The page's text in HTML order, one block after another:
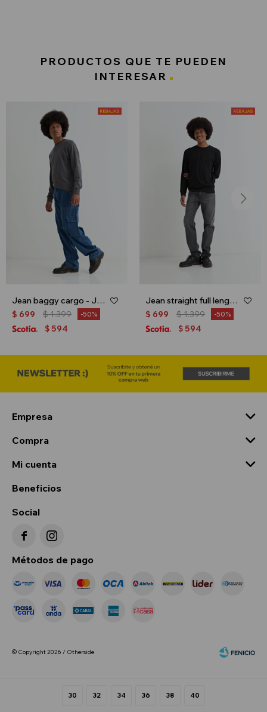
30 32 34 36 38 40
PRODUCTOS QUE TE PUEDEN
INTERESAR
Jean baggy cargo - Jean oscuro
$ 699 $1.399 50
$ 594
Jean straight full length - Gris oscuro
$ 699 $1.399 50
$ 594
Empresa
Compra
Mi cuenta
Beneficios
Social
 
Métodos de pago
© Copyright 2026 / Otherside